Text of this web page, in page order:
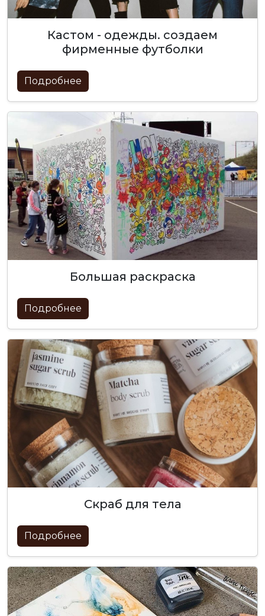
кастом - одежды. создаем
фирменные футболки
Подробнее
большая раскраска
Подробнее
скраб для тела
Подробнее